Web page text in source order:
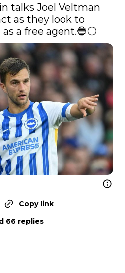
talks Joel Veltman
as they look to
a free agent.🔵⚪️
Copy link
66 replies